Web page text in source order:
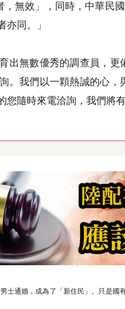
無效」，同時，中華民
同。」
出無數優秀的調查員，
。我們以一顆熱誠的心
隨時來電洽詢，我們將
士通婚，成為了「新住民」。只是